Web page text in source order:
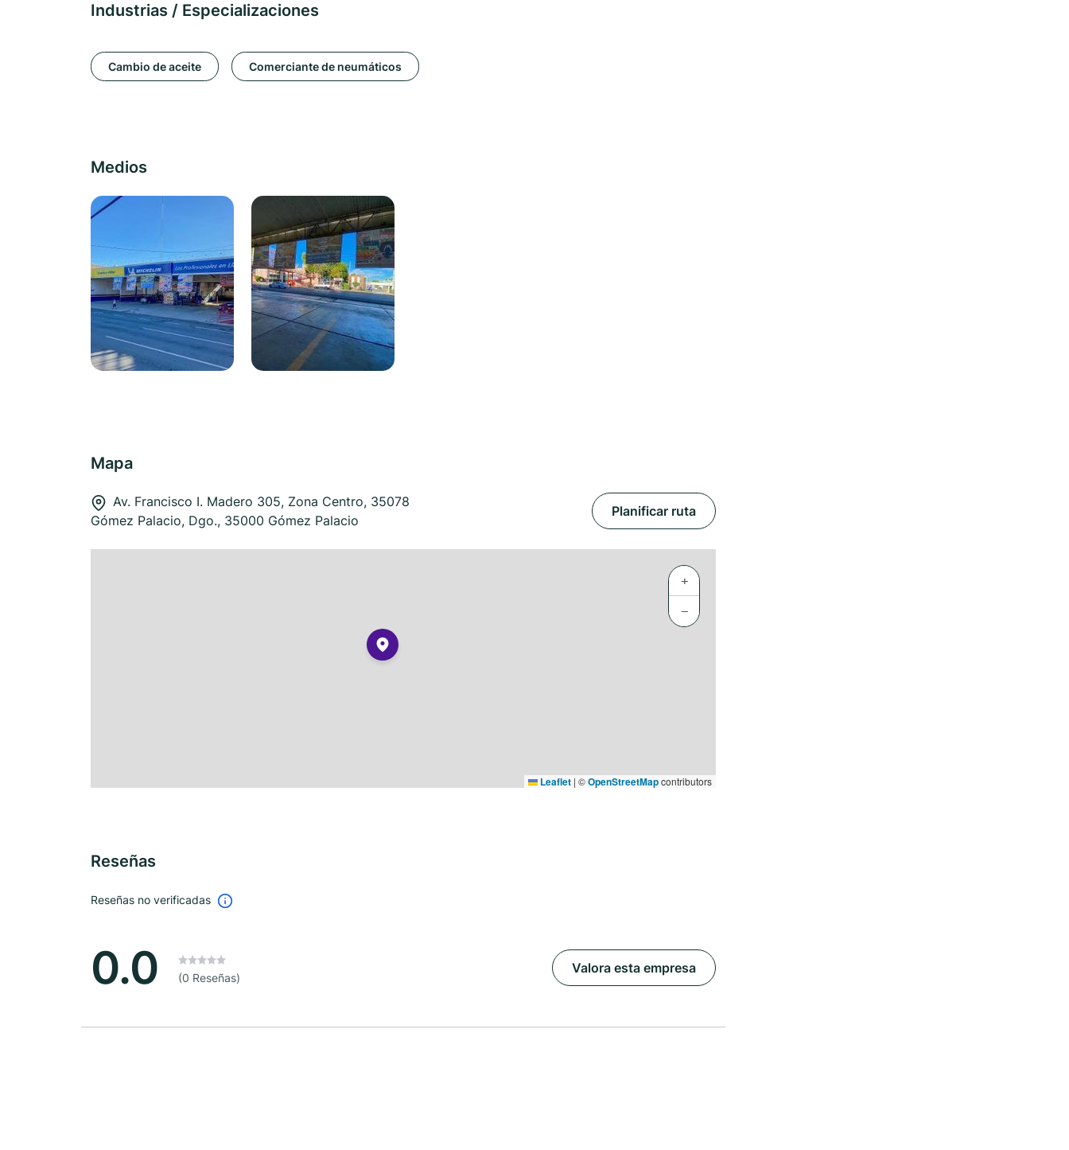
Industrias / Especializaciones
Cambio de aceite Comerciante de neumáticos
Medios
Mapa
Av. Francisco I. Madero 305, Zona Centro, 35078
Gómez Palacio, Dgo., 35000 Gómez Palacio
Planificar ruta
+
−
Leaflet | ©OpenStreetMapcontributors
Reseñas
Reseñas no verificadas
0.0 (0 Reseñas)
Valora esta empresa